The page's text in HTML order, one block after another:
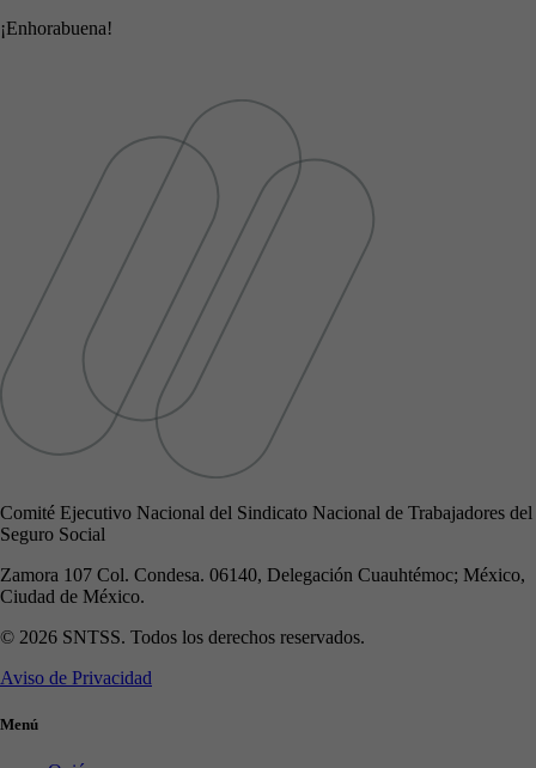
¡Enhorabuena!
Comité Ejecutivo Nacional del Sindicato Nacional de Trabajadores del
Seguro Social
Zamora 107 Col. Condesa. 06140, Delegación Cuauhtémoc; México,
Ciudad de México.
© 2026 SNTSS. Todos los derechos reservados.
Aviso de Privacidad
Menú